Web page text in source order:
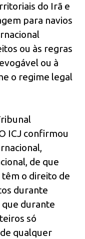
do Irã e
para navios
ou às regras
ou à
o regime legal
ICJ confirmou
de que
o direito de
durante
que durante
só
qualquer